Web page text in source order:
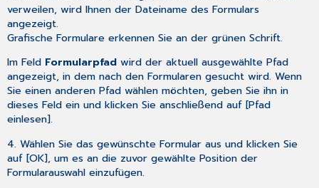
verweilen, wird Ihnen der Dateiname des Formulars
angezeigt.
Grafische Formulare erkennen Sie an der grünen Schrift.
Im Feld Formularpfad wird der aktuell ausgewählte Pfad
angezeigt, in dem nach den Formularen gesucht wird. Wenn
Sie einen anderen Pfad wählen möchten, geben Sie ihn in
dieses Feld ein und klicken Sie anschließend auf [Pfad
einlesen].
4. Wählen Sie das gewünschte Formular aus und klicken Sie
auf [OK], um es an die zuvor gewählte Position der
Formularauswahl einzufügen.